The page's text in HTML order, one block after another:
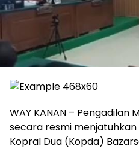
WAY KANAN –
secara resmi
Kopral Dua (Kopda)